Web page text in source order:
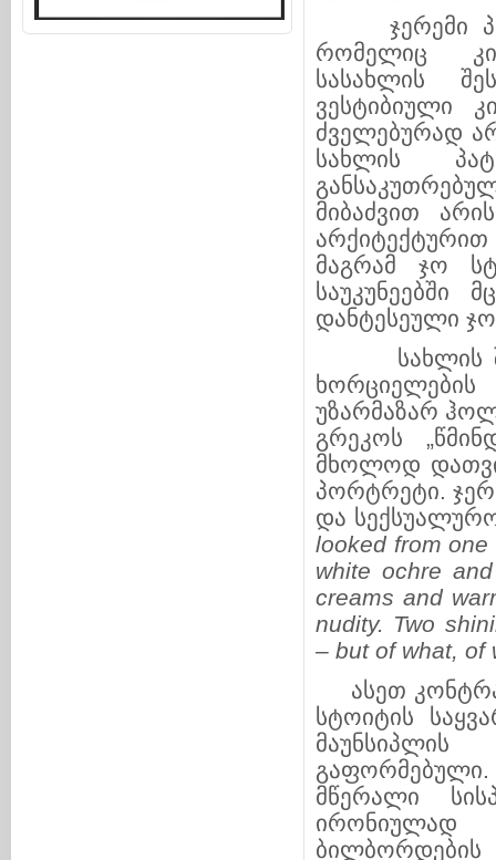
ჯერემი
რომელიც
სასახლის
ვესტიბიული
ძველებურად
სახლის
მიბაძვით
არქიტექტურით
მაგრამ ჯო
საუკუნეებში
დანტესეული
სახლის
უზარმაზარ
გრეკოს
მხოლოდ
პორტრეტი.
და
looked from
white ochre
creams and
nudity. Two
– but of what, of
ასეთ
სტოიტის
მწერალი
ირონიულად